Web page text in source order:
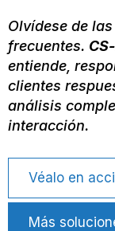
Olvídese de
frecuentes.
entiende,
clientes
análisis
interacción.
Véalo en
Más